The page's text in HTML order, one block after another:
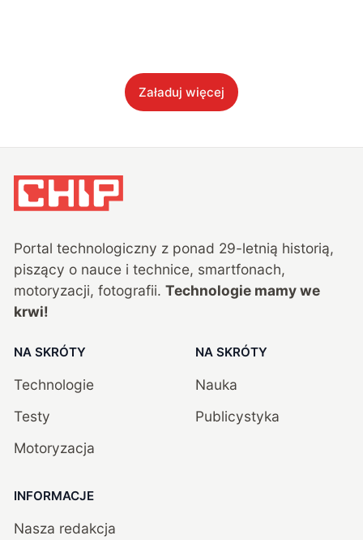
Załaduj więcej
Portal technologiczny z ponad 29-letnią historią,
piszący o nauce i technice, smartfonach,
motoryzacji, fotografii. Technologie mamy we
krwi!
NA SKRÓTY
Technologie
Testy
Motoryzacja
NA SKRÓTY
Nauka
Publicystyka
INFORMACJE
Nasza redakcja